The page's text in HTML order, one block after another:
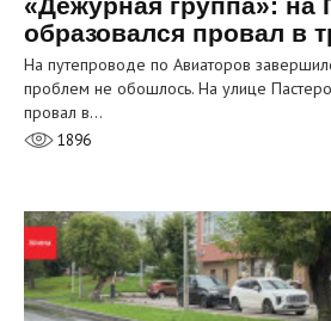
образовался провал в
На путепроводе по Авиаторов
проблем не обошлось. На улице
провал в…
1896